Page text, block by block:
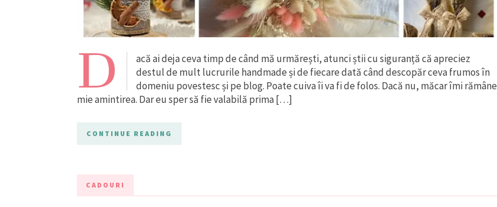
D
acă ai deja ceva timp de când mă urmărești, atunci știi cu siguranță că apreciez
destul de mult lucrurile handmade și de fiecare dată când descopăr ceva frumos în
domeniu povestesc și pe blog. Poate cuiva îi va fi de folos. Dacă nu, măcar îmi rămâne
mie amintirea. Dar eu sper să fie valabilă prima […]
CONTINUE READING
CADOURI